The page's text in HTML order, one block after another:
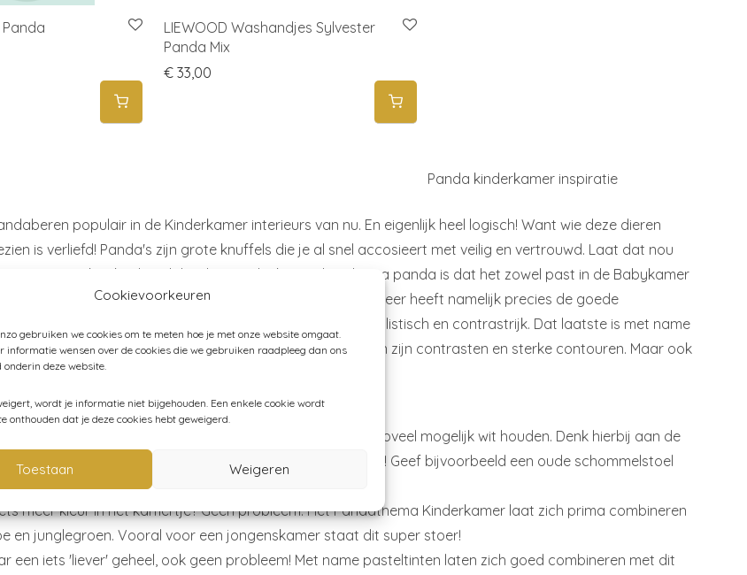
Cookievoorkeuren
gebruiken we cookies om te meten hoe je met onze website omgaat.
informatie wensen over de cookies die we gebruiken raadpleeg dan ons
deze website.
wordt je informatie niet bijgehouden. Een enkele cookie wordt
onthouden dat je deze cookies hebt geweigerd.
Toestaan Weigeren
LIEWOOD Washandjes Sylvester
Panda Mix
€33,00
Panda kinderkamer inspiratie
populair in de Kinderkamer interieurs van nu. En eigenlijk heel logisch! Want wie deze dieren
is verliefd! Panda's zijn grote knuffels die je al snel accosieert met veilig en vertrouwd. Laat dat nou
wat je ook je kindje wilt bieden. Het leuke van het thema panda is dat het zowel past in de Babykamer
En eigenlijk is het ook helemaal van nu! Deze prachtige beer heeft namelijk precies de goede
mee te kunnen variëren. Zwart/wit past bij minimalistisch en contrastrijk. Dat laatste is met name
de Babykamer. Het eerste dat een baby namelijk kan zien zijn contrasten en sterke contouren. Maar ook
is het pandathema fantastisch.
Panda
pandakamertje is zwart en wit. Het beste kan je de basis zoveel mogelijk wit houden. Denk hierbij aan de
Maar heb je wat meer lef, gebruik dan ook zeker zwart! Geef bijvoorbeeld een oude schommelstoel
kleur.
meer kleur in het kamertje? Geen probleem. Het Pandathema Kinderkamer laat zich prima combineren
en junglegroen. Vooral voor een jongenskamer staat dit super stoer!
een iets 'liever' geheel, ook geen probleem! Met name pasteltinten laten zich goed combineren met dit